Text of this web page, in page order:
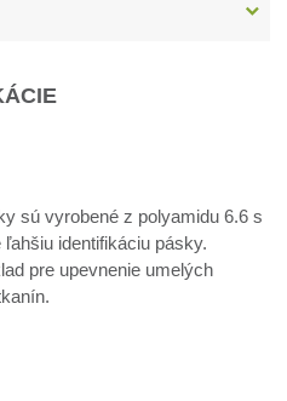
sú vyrobené z polyamidu 6.6 s
identifikáciu pásky.
pre upevnenie umelých